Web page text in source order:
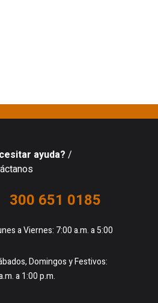
ayuda? /
300 651 0185
a Viernes: 7:00 a.m. a 5:00
Domingos y Festivos:
a 1:00 p.m.